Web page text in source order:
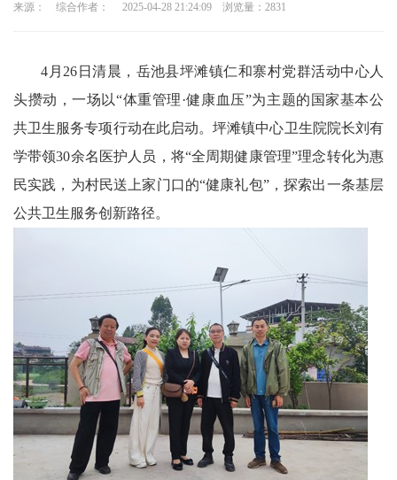
科
技
中
国
新
时
代
来源： 综合作者： 2025-04-28 21:24:09 浏览量： 2831
4月26日清晨，岳池县坪滩镇仁和寨村党群活动中心人
头攒动，一场以“体重管理·健康血压”为主题的国家基本公
共卫生服务专项行动在此启动。坪滩镇中心卫生院院长刘有
学带领30余名医护人员，将“全周期健康管理”理念转化为惠
民实践，为村民送上家门口的“健康礼包”，探索出一条基层
公共卫生服务创新路径。